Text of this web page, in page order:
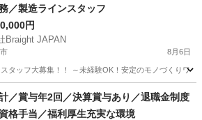
／製造ラインスタッフ
円
Braight JAPAN
8月6日
タッフ大募集！！ ～未経験OK！安定のモノづくりワ
の他 未経験
／賞与年2回／決算賞与あり／退職金制度
格手当／福利厚生充実な環境